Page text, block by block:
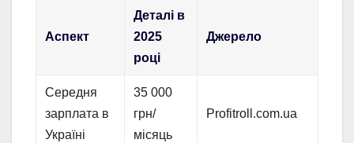
Аспект
Деталі в
2025
році
Джерело
Середня
зарплата в
Україні
35 000
грн/
місяць
Profitroll.com.ua